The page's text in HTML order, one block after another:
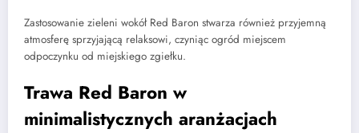
Zastosowanie zieleni wokół Red Baron stwarza również przyjemną
atmosferę sprzyjającą relaksowi, czyniąc ogród miejscem
odpoczynku od miejskiego zgiełku.
Trawa Red Baron w
minimalistycznych aranżacjach